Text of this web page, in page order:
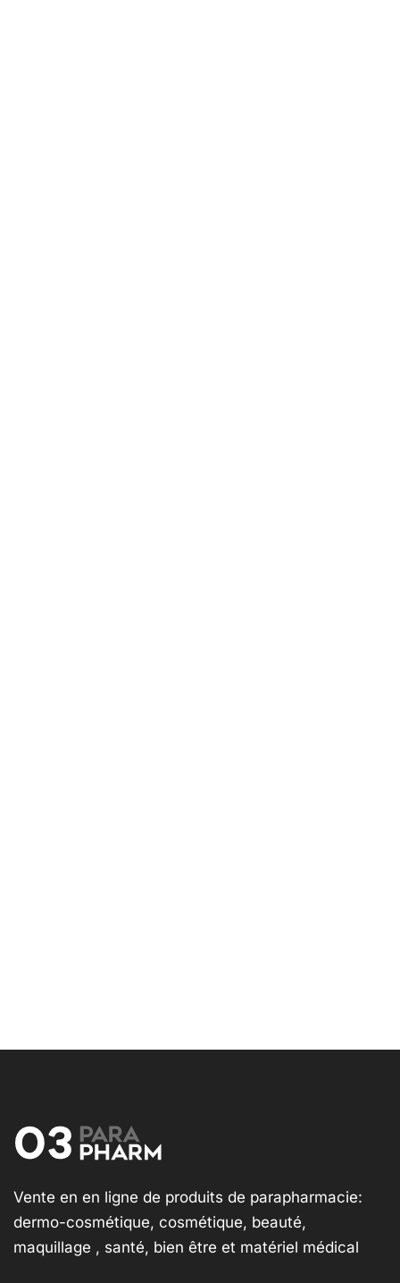
Vente en en ligne de produits de parapharmacie:
dermo-cosmétique, cosmétique, beauté,
maquillage , santé, bien être et matériel médical